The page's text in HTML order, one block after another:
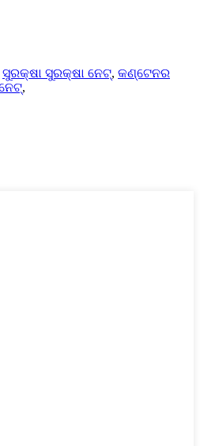
ସୁରକ୍ଷା ସୁରକ୍ଷା ନେଟ୍, କଣ୍ଟେନର
,